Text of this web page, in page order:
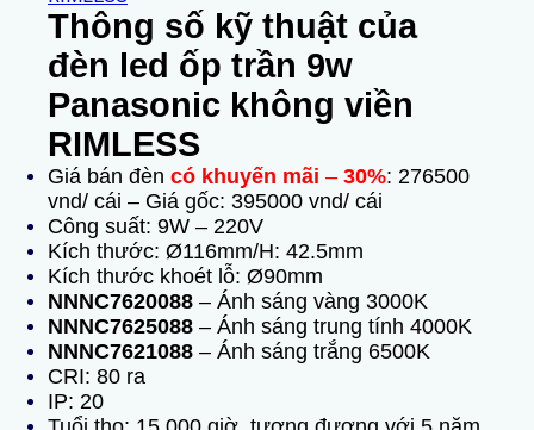
Thông số kỹ thuật của
đèn led ốp trần 9w
Panasonic không viền
RIMLESS
Giá bán đèn có khuyến mãi – 30%: 276500
vnd/ cái – Giá gốc: 395000 vnd/ cái
Công suất: 9W – 220V
Kích thước: Ø116mm/H: 42.5mm
Kích thước khoét lỗ: Ø90mm
NNNC7620088 – Ánh sáng vàng 3000K
NNNC7625088 – Ánh sáng trung tính 4000K
NNNC7621088 – Ánh sáng trắng 6500K
CRI: 80 ra
IP: 20